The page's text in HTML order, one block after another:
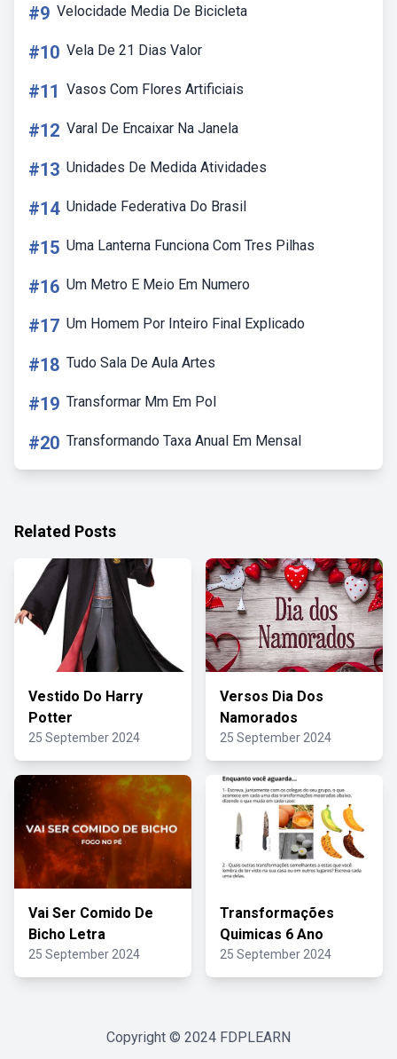
#9 Velocidade Media De Bicicleta
#10 Vela De 21 Dias Valor
#11 Vasos Com Flores Artificiais
#12 Varal De Encaixar Na Janela
#13 Unidades De Medida Atividades
#14 Unidade Federativa Do Brasil
#15 Uma Lanterna Funciona Com Tres Pilhas
#16 Um Metro E Meio Em Numero
#17 Um Homem Por Inteiro Final Explicado
#18 Tudo Sala De Aula Artes
#19 Transformar Mm Em Pol
#20 Transformando Taxa Anual Em Mensal
Related Posts
Vestido Do Harry
Potter
25 September 2024
Versos Dia Dos
Namorados
25 September 2024
Vai Ser Comido De
Bicho Letra
25 September 2024
Transformações
Quimicas 6 Ano
25 September 2024
Copyright © 2024 FDPLEARN